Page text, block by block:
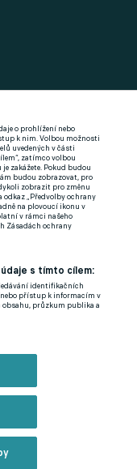
o prohlížení nebo
k nim. Volbou možnosti
uvedených v části
zatímco volbou
zakážete. Pokud budou
budou zobrazovat, pro
zobrazit pro změnu
„Předvolby ochrany
na plovoucí ikonu v
v rámci našeho
Zásadách ochrany
s tímto cílem:
identifikačních
přístup k informacím v
obsahu, průzkum publika a